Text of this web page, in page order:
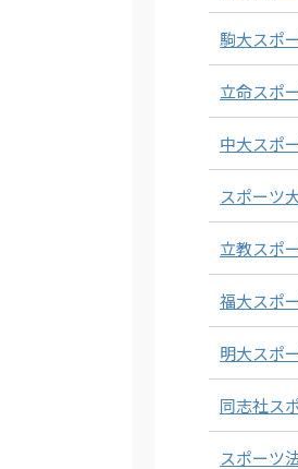
駒大スポ
立命スポ
中大スポ
スポーツ
立教スポ
福大スポ
明大スポ
同志社ス
スポーツ